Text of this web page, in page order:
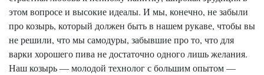
этом вопросе и высокие идеалы. И мы, конечно, не забыли
про козырь, который должен быть в нашем рукаве, чтобы вы
не решили, что мы самодуры, забывшие про то, что для
варки хорошего пива не достаточно одного лишь желания.
Наш козырь — молодой технолог с большим опытом —